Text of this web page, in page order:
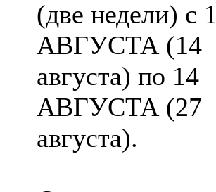
(две недели) с 1
АВГУСТА (14
августа) по 14
АВГУСТА (27
августа).